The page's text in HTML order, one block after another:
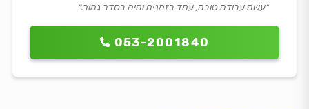
053-2001840
״עשה עבודה טובה, עמד בזמנים והיה בסדר גמור.״